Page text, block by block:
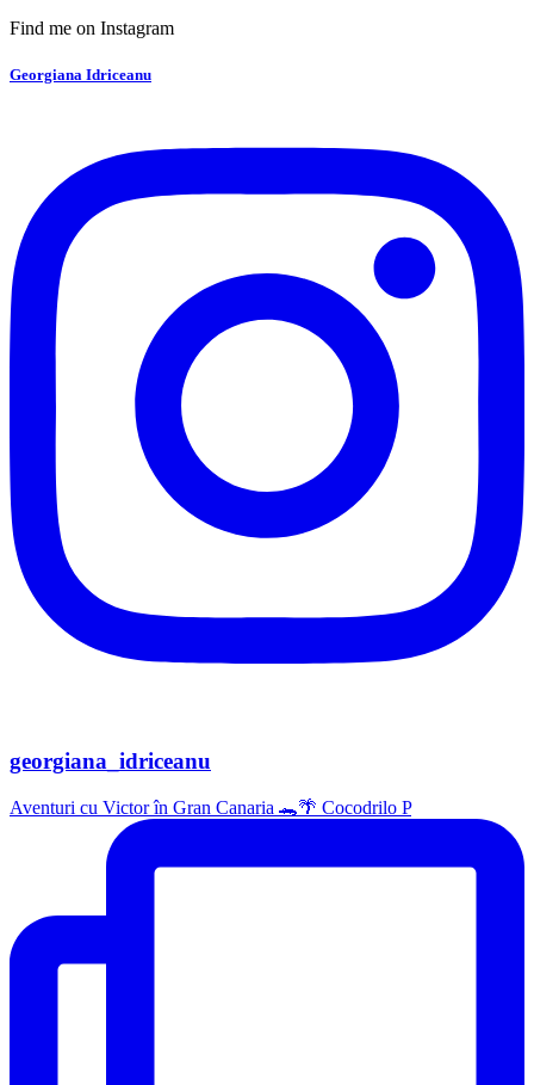
Find me on Instagram
Georgiana Idriceanu
georgiana_idriceanu
Aventuri cu Victor în Gran Canaria 🐊🌴 Cocodrilo P